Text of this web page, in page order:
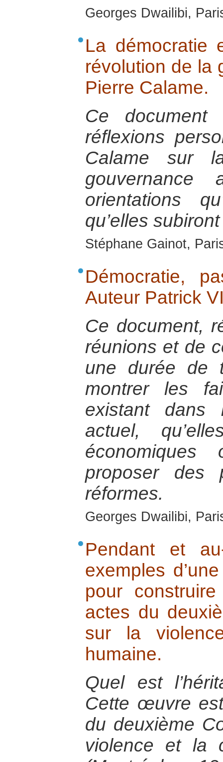
Georges Dwailibi,
La démocratie
révolution de la
Pierre Calame.
Ce
réflexions
Calame sur
orientations
qu’elles
Stéphane Gainot,
Démocratie,
Auteur Patrick
Ce document,
réunions et de
une durée de
montrer les
existant dans
actuel,
proposer des
réformes.
Georges Dwailibi,
Pendant et
exemples
pour
actes du
sur la
humaine.
Quel est
Cette œuvre
du deuxième
violence et la